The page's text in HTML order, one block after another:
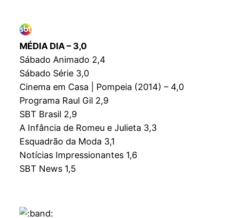
MÉDIA DIA – 3,0
Sábado Animado 2,4
Sábado Série 3,0
Cinema em Casa | Pompeia (2014) – 4,0
Programa Raul Gil 2,9
SBT Brasil 2,9
A Infância de Romeu e Julieta 3,3
Esquadrão da Moda 3,1
Notícias Impressionantes 1,6
SBT News 1,5